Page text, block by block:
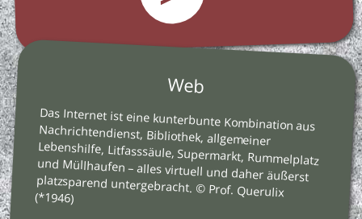
Web
Das Internet ist eine kunterbunte Kombination aus
Nachrichtendienst, Bibliothek, allgemeiner
Lebenshilfe, Litfasssäule, Supermarkt, Rummelplatz
und Müllhaufen – alles virtuell und daher äußerst
platzsparend untergebracht. © Prof. Querulix
(*1946)